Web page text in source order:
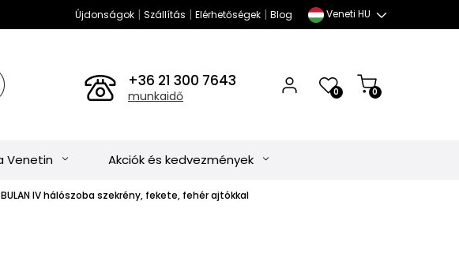
Újdonságok| Szállítás | Elérhetőségek| Blog Veneti HU
+36 21 300 7643
munkaidő 0 0
Venetin Akciók és kedvezmények
BULAN IV hálószoba szekrény, fekete, fehér ajtókkal